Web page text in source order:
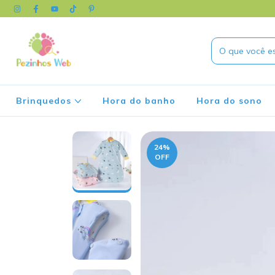
Brinquedos Hora do banho Hora do sono
24%
OFF